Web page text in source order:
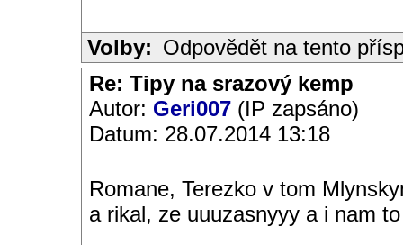
Volby: Odpovědět na tento
Re: Tipy na srazový kemp
Autor: Geri007 (IP zapsáno)
Datum: 28.07.2014 13:18
Romane, Terezko v tom
a rikal, ze uuuzasnyyy a i nam